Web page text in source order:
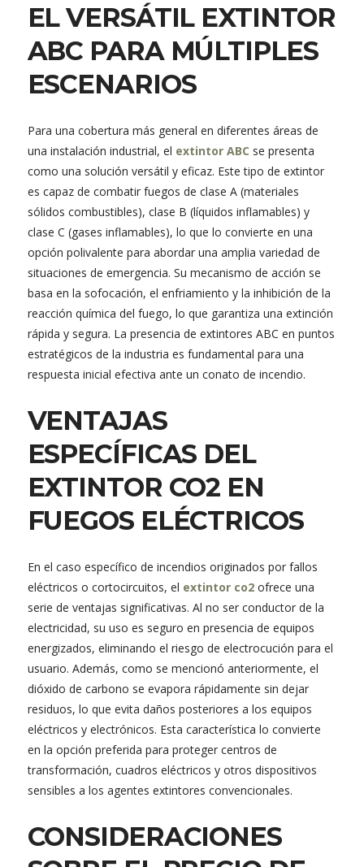
EL VERSÁTIL EXTINTOR
ABC PARA MÚLTIPLES
ESCENARIOS
Para una cobertura más general en diferentes áreas de
una instalación industrial, el extintor ABC se presenta
como una solución versátil y eficaz. Este tipo de extintor
es capaz de combatir fuegos de clase A (materiales
sólidos combustibles), clase B (líquidos inflamables) y
clase C (gases inflamables), lo que lo convierte en una
opción polivalente para abordar una amplia variedad de
situaciones de emergencia. Su mecanismo de acción se
basa en la sofocación, el enfriamiento y la inhibición de la
reacción química del fuego, lo que garantiza una extinción
rápida y segura. La presencia de extintores ABC en puntos
estratégicos de la industria es fundamental para una
respuesta inicial efectiva ante un conato de incendio.
VENTAJAS
ESPECÍFICAS DEL
EXTINTOR CO2 EN
FUEGOS ELÉCTRICOS
En el caso específico de incendios originados por fallos
eléctricos o cortocircuitos, el extintor co2ofrece una
serie de ventajas significativas. Al no ser conductor de la
electricidad, su uso es seguro en presencia de equipos
energizados, eliminando el riesgo de electrocución para el
usuario. Además, como se mencionó anteriormente, el
dióxido de carbono se evapora rápidamente sin dejar
residuos, lo que evita daños posteriores a los equipos
eléctricos y electrónicos. Esta característica lo convierte
en la opción preferida para proteger centros de
transformación, cuadros eléctricos y otros dispositivos
sensibles a los agentes extintores convencionales.
CONSIDERACIONES